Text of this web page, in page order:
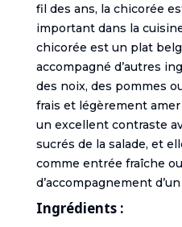
fil des ans, la chicorée
important dans la
chicorée est un plat
accompagné d’autres
des noix, des pommes
frais et légèrement
un excellent contraste
sucrés de la salade, et
comme entrée fraîche
d’accompagnement
Ingrédients :